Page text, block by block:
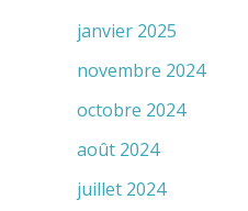
janvier 2025
novembre 2024
octobre 2024
août 2024
juillet 2024